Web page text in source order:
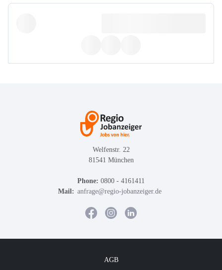
Welfenstr. 22
81541 München
Phone: 0800 - 4161411
Mail: anfrage@regio-jobanzeiger.de
AGB